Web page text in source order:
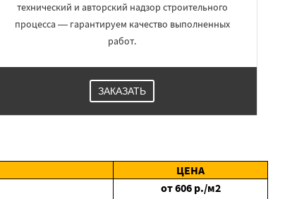
технический и авторский надзор строительного
процесса — гарантируем качество выполненных
работ.
ЗАКАЗАТЬ
ЦЕНА
от606 р./м2